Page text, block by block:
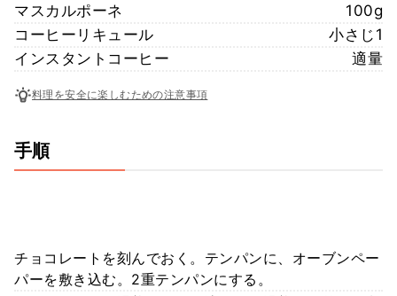
マスカルポーネ
100g
コーヒーリキュール
小さじ1
インスタントコーヒー
適量
料理を安全に楽しむための注意事項
手順
チョコレートを刻んでおく。テンパンに、オーブンペー
パーを敷き込む。2重テンパンにする。